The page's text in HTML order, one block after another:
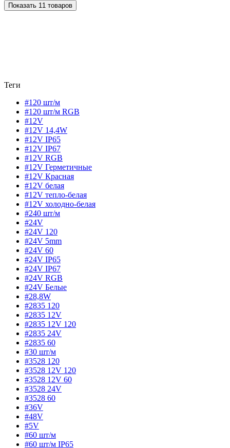
Показать 11 товаров
Теги
#120 шт/м
#120 шт/м RGB
#12V
#12V 14,4W
#12V IP65
#12V IP67
#12V RGB
#12V Герметичные
#12V Красная
#12V белая
#12V тепло-белая
#12V холодно-белая
#240 шт/м
#24V
#24V 120
#24V 5mm
#24V 60
#24V IP65
#24V IP67
#24V RGB
#24V Белые
#28,8W
#2835 120
#2835 12V
#2835 12V 120
#2835 24V
#2835 60
#30 шт/м
#3528 120
#3528 12V 120
#3528 12V 60
#3528 24V
#3528 60
#36V
#48V
#5V
#60 шт/м
#60 шт/м IP65